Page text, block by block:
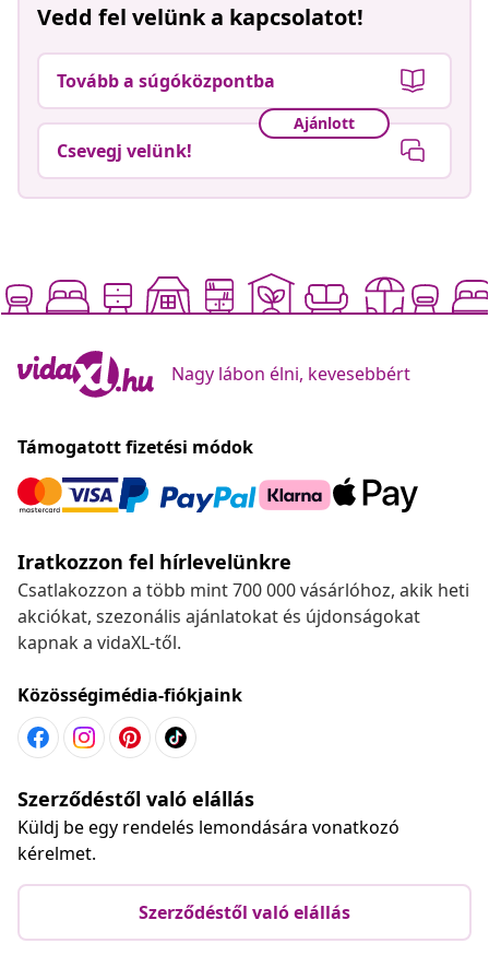
Vedd fel velünk a kapcsolatot!
Tovább a súgóközpontba
Ajánlott
Csevegj velünk!
Nagy lábon élni, kevesebbért
Támogatott fizetési módok
Iratkozzon fel hírlevelünkre
Csatlakozzon a több mint 700 000 vásárlóhoz, akik heti
akciókat, szezonális ajánlatokat és újdonságokat
kapnak a vidaXL-től.
Közösségimédia-fiókjaink
Szerződéstől való elállás
Küldj be egy rendelés lemondására vonatkozó
kérelmet.
Szerződéstől való elállás